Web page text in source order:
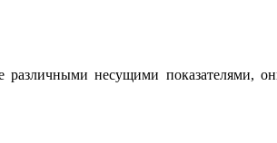
различными несущими показателями,